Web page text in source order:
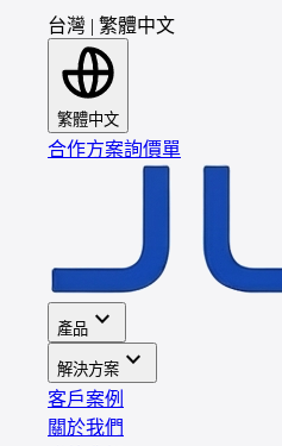
台灣 | 繁體中文
繁體中文
合作方案詢價單
產品 expand_more
解決方案 expand_more
客戶案例
關於我們